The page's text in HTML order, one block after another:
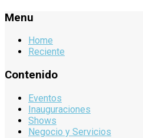
Menu
Home
Reciente
Contenido
Eventos
Inauguraciones
Shows
Negocio y Servicios